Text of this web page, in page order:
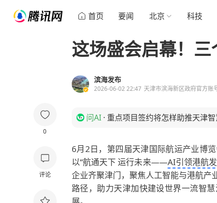
首页 要闻 北京 科技
0
评论
这场盛会启幕！
滨海发布
2026-06-02 22:47 天津市滨海新区政府官方账
问AI · 重点项目签约将怎样助推天津
6月2日，第四届天津国际航运产业博
以“航通天下 运行未来——AI引领港航
企业齐聚津门，聚焦人工智能与港航产
路径，助力天津加快建设世界一流智